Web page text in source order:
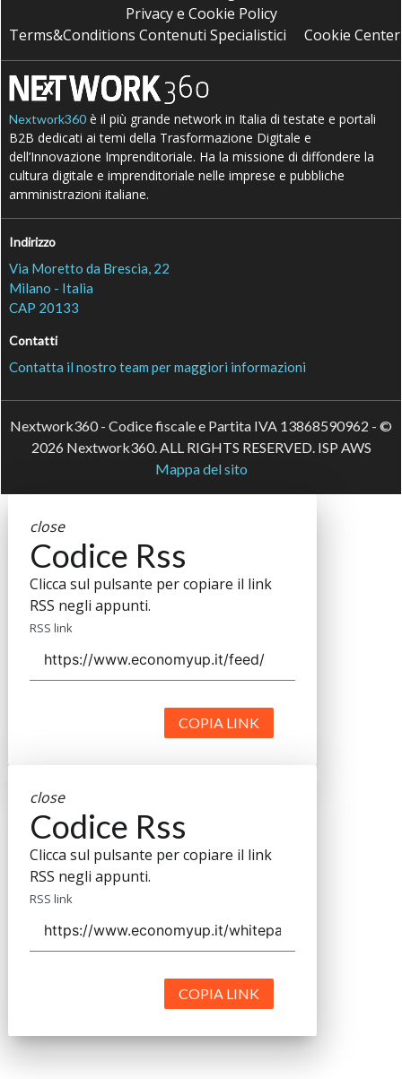
Privacy e Cookie Policy
Terms&Conditions Contenuti Specialistici
Cookie Center
Nextwork360 è il più grande network in Italia di testate e portali
B2B dedicati ai temi della Trasformazione Digitale e
dell’Innovazione Imprenditoriale. Ha la missione di diffondere la
cultura digitale e imprenditoriale nelle imprese e pubbliche
amministrazioni italiane.
Indirizzo
Via Moretto da Brescia, 22
Milano - Italia
CAP 20133
Contatti
Contatta il nostro team per maggiori informazioni
Nextwork360 - Codice fiscale e Partita IVA 13868590962 - ©
2026 Nextwork360. ALL RIGHTS RESERVED. ISP AWS
Mappa del sito
close
Codice Rss
Clicca sul pulsante per copiare il link
RSS negli appunti.
RSS link
COPIA LINK
close
Codice Rss
Clicca sul pulsante per copiare il link
RSS negli appunti.
RSS link
COPIA LINK